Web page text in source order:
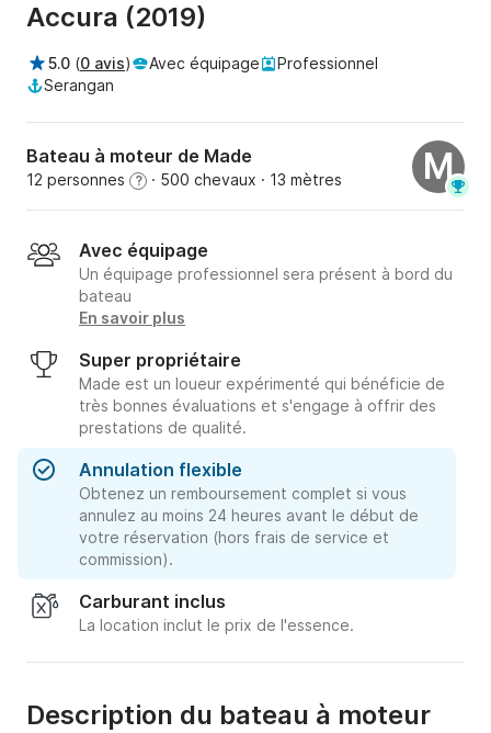
Accura (2019)
5.0 (0 avis) Avec équipage
Professionnel
Serangan
Bateau à moteur de Made
12 personnes ? · 500 chevaux · 13 mètres M
Avec équipage
Un équipage professionnel sera présent à bord du
bateau
En savoir plus
Super propriétaire
Made est un loueur expérimenté qui bénéficie de
très bonnes évaluations et s'engage à offrir des
prestations de qualité.
Annulation flexible
Obtenez un remboursement complet si vous
annulez au moins 24 heures avant le début de
votre réservation (hors frais de service et
commission).
Carburant inclus
La location inclut le prix de l'essence.
Description du bateau à moteur